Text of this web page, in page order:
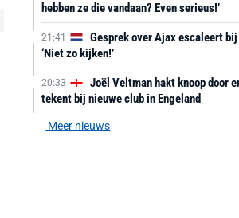
hebben ze die vandaan? Even serieus!’
21:41
Gesprek over Ajax escaleert bij
‘Niet zo kijken!’
20:33
Joël Veltman hakt knoop door
tekent bij nieuwe club in Engeland
Meer nieuws